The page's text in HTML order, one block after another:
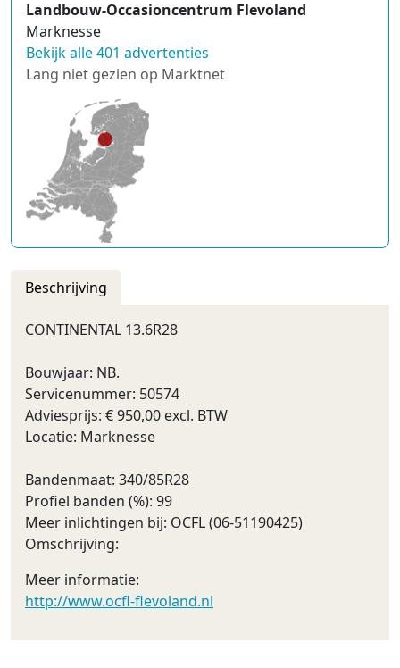
Landbouw-Occasioncentrum Flevoland
Marknesse
Bekijk alle 401 advertenties
Lang niet gezien op Marktnet
Beschrijving
CONTINENTAL 13.6R28
Bouwjaar: NB.
Servicenummer: 50574
Adviesprijs: € 950,00 excl. BTW
Locatie: Marknesse
Bandenmaat: 340/85R28
Profiel banden (%): 99
Meer inlichtingen bij: OCFL (06-51190425)
Omschrijving:
Meer informatie:
http://www.ocfl-flevoland.nl